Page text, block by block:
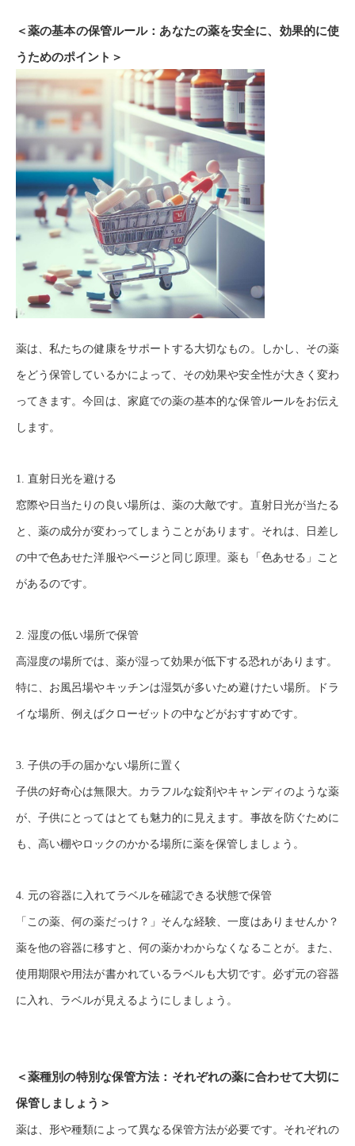
＜薬の基本の保管ルール：あなたの薬を安全に、効果的に使
うためのポイント＞
薬は、私たちの健康をサポートする大切なもの。しかし、その薬
をどう保管しているかによって、その効果や安全性が大きく変わ
ってきます。今回は、家庭での薬の基本的な保管ルールをお伝え
します。
1. 直射日光を避ける
窓際や日当たりの良い場所は、薬の大敵です。直射日光が当たる
と、薬の成分が変わってしまうことがあります。それは、日差し
の中で色あせた洋服やページと同じ原理。薬も「色あせる」こと
があるのです。
2. 湿度の低い場所で保管
高湿度の場所では、薬が湿って効果が低下する恐れがあります。
特に、お風呂場やキッチンは湿気が多いため避けたい場所。ドラ
イな場所、例えばクローゼットの中などがおすすめです。
3. 子供の手の届かない場所に置く
子供の好奇心は無限大。カラフルな錠剤やキャンディのような薬
が、子供にとってはとても魅力的に見えます。事故を防ぐために
も、高い棚やロックのかかる場所に薬を保管しましょう。
4. 元の容器に入れてラベルを確認できる状態で保管
「この薬、何の薬だっけ？」そんな経験、一度はありませんか？
薬を他の容器に移すと、何の薬かわからなくなることが。また、
使用期限や用法が書かれているラベルも大切です。必ず元の容器
に入れ、ラベルが見えるようにしましょう。
＜薬種別の特別な保管方法：それぞれの薬に合わせて大切に
保管しましょう＞
薬は、形や種類によって異なる保管方法が必要です。それぞれの